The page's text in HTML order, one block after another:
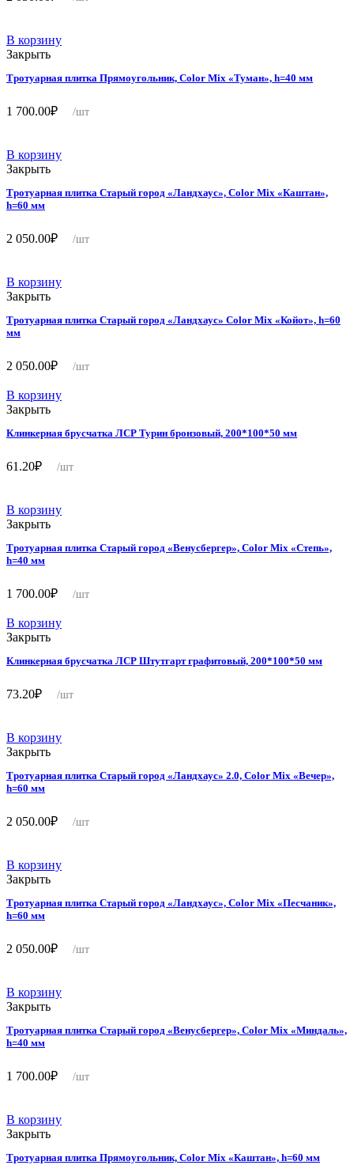
В корзину
Закрыть
Тротуарная плитка Прямоугольник, Color Mix «Туман», h=40 мм
1 700.00₽ /шт
В корзину
Закрыть
Тротуарная плитка Старый город «Ландхаус», Color Mix «Каштан»,
h=60 мм
2 050.00₽ /шт
В корзину
Закрыть
Тротуарная плитка Старый город «Ландхаус» Color Mix «Койот», h=60
мм
2 050.00₽ /шт
В корзину
Закрыть
Клинкерная брусчатка ЛСР Турин бронзовый, 200*100*50 мм
61.20₽ /шт
В корзину
Закрыть
Тротуарная плитка Старый город «Венусбергер», Color Mix «Степь»,
h=40 мм
1 700.00₽ /шт
В корзину
Закрыть
Клинкерная брусчатка ЛСР Штутгарт графитовый, 200*100*50 мм
73.20₽ /шт
В корзину
Закрыть
Тротуарная плитка Старый город «Ландхаус» 2.0, Color Mix «Вечер»,
h=60 мм
2 050.00₽ /шт
В корзину
Закрыть
Тротуарная плитка Старый город «Ландхаус», Color Mix «Песчаник»,
h=60 мм
2 050.00₽ /шт
В корзину
Закрыть
Тротуарная плитка Старый город «Венусбергер», Color Mix «Миндаль»,
h=40 мм
1 700.00₽ /шт
В корзину
Закрыть
Тротуарная плитка Прямоугольник, Color Mix «Каштан», h=60 мм